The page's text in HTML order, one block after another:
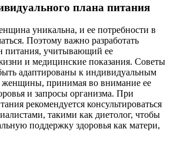
плана питания
уникальна, и ее потребности в
Поэтому важно разработать
питания, учитывающий ее
и медицинские показания. Советы
адаптированы к индивидуальным
женщины, принимая во внимание ее
и запросы организма. При
рекомендуется консультироваться
такими как диетолог, чтобы
поддержку здоровья как матери,